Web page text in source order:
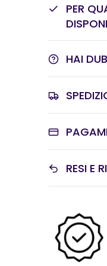
PER
HAI
RESI E